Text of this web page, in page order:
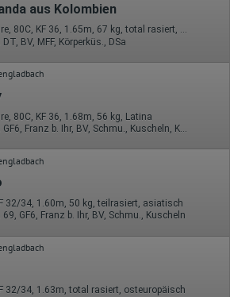
aus Kolombien
23 Jahre, 80C, KF 36, 1.65m, 67 kg, total rasiert, Latina
DT, BV, MFF, Körperküs., DSa
80C, KF 36, 1.68m, 56 kg, Latina
ZK, 69, GF6, Franz b. Ihr, BV, Schmu., Kuscheln, Körperküs.
32/34, 1.60m, 50 kg, teilrasiert, asiatisch
69, GF6, Franz b. Ihr, BV, Schmu., Kuscheln
32/34, 1.63m, total rasiert, osteuropäisch